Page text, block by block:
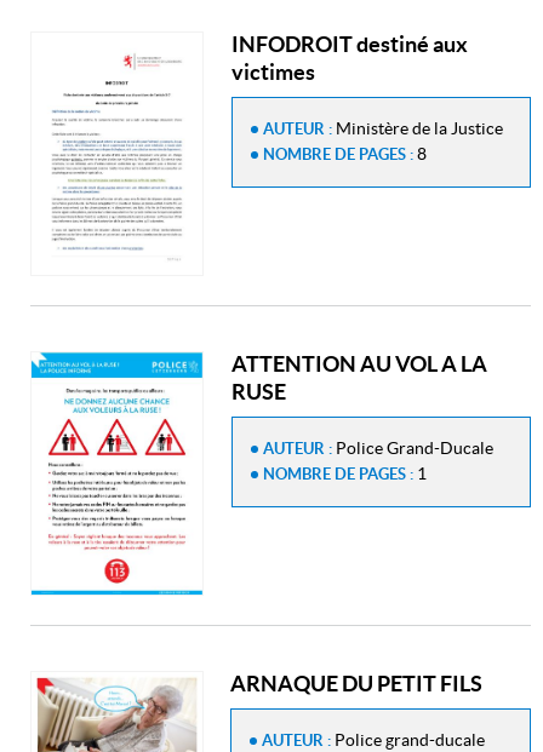
INFODROIT destiné aux
victimes
AUTEUR : Ministère de la Justice
NOMBRE DE PAGES : 8
ATTENTION AU VOL A LA
RUSE
AUTEUR : Police Grand-Ducale
NOMBRE DE PAGES : 1
ARNAQUE DU PETIT FILS
AUTEUR : Police grand-ducale